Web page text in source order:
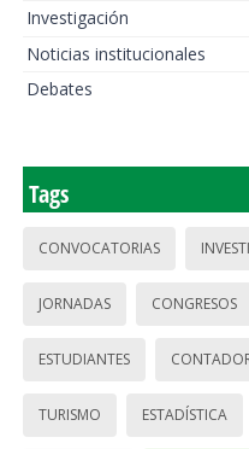
Investigación
Noticias institucionales
Debates
Tags
CONVOCATORIAS
JORNADAS CONGRESOS
ESTUDIANTES
TURISMO ESTADÍSTICA